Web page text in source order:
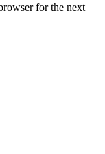
for the next